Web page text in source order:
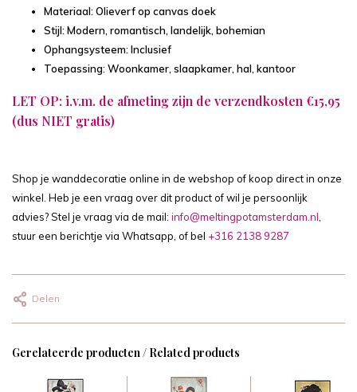
Materiaal: Olieverf op canvas doek
Stijl: Modern, romantisch, landelijk, bohemian
Ophangsysteem: Inclusief
Toepassing: Woonkamer, slaapkamer, hal, kantoor
LET OP: i.v.m. de afmeting zijn de verzendkosten €15,95
(dus NIET gratis)
Shop je wanddecoratie online in de webshop of koop direct in onze
winkel. Heb je een vraag over dit product of wil je persoonlijk
advies? Stel je vraag via de mail: info@meltingpotamsterdam.nl,
stuur een berichtje via Whatsapp, of bel +316 2138 9287
Delen
Gerelateerde producten / Related products